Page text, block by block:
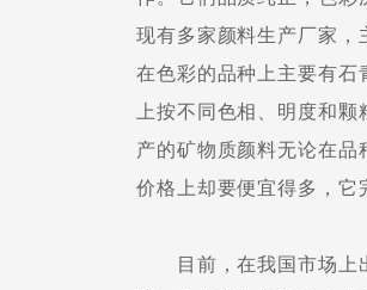
现有多家颜料生产厂家，
在色彩的品种上主要有石
上按不同色相、明度和颗
产的矿物质颜料无论在
价格上却要便宜得多，它
目前，在我国市场上出